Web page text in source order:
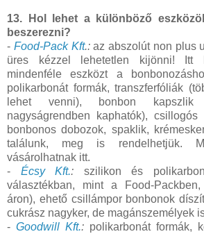
13. Hol lehet a különböző
beszerezni?
- Food-Pack Kft.:az abszolút non plus
üres kézzel lehetetlen kijönni! Itt
mindenféle eszközt a
polikarbonát formák, transzferfóliák
lehet venni), bonbon kapszlik
nagyságrendben kaphatók), csillogós
bonbonos dobozok, spaklik,
találunk, meg is rendelhetjük.
vásárolhatnak itt.
- Écsy Kft.: szilikon és
választékban, mint a Food-
áron), ehető csillámpor bonbonok
cukrász nagyker, de magánszemélyek
- Goodwill Kft.: polikarbonát formák,